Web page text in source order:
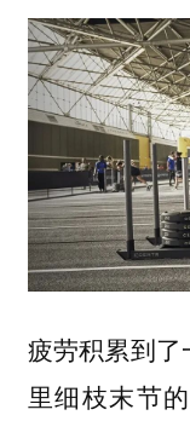
疲劳积累到
里细枝末节